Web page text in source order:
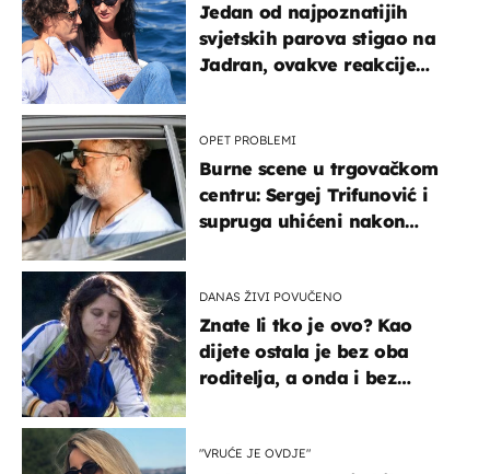
Jedan od najpoznatijih
svjetskih parova stigao na
Jadran, ovakve reakcije
OPET PROBLEMI
Burne scene u trgovačkom
centru: Sergej Trifunović i
supruga uhićeni nakon
DANAS ŽIVI POVUČENO
Znate li tko je ovo? Kao
dijete ostala je bez oba
roditelja, a onda i bez
"VRUĆE JE OVDJE"